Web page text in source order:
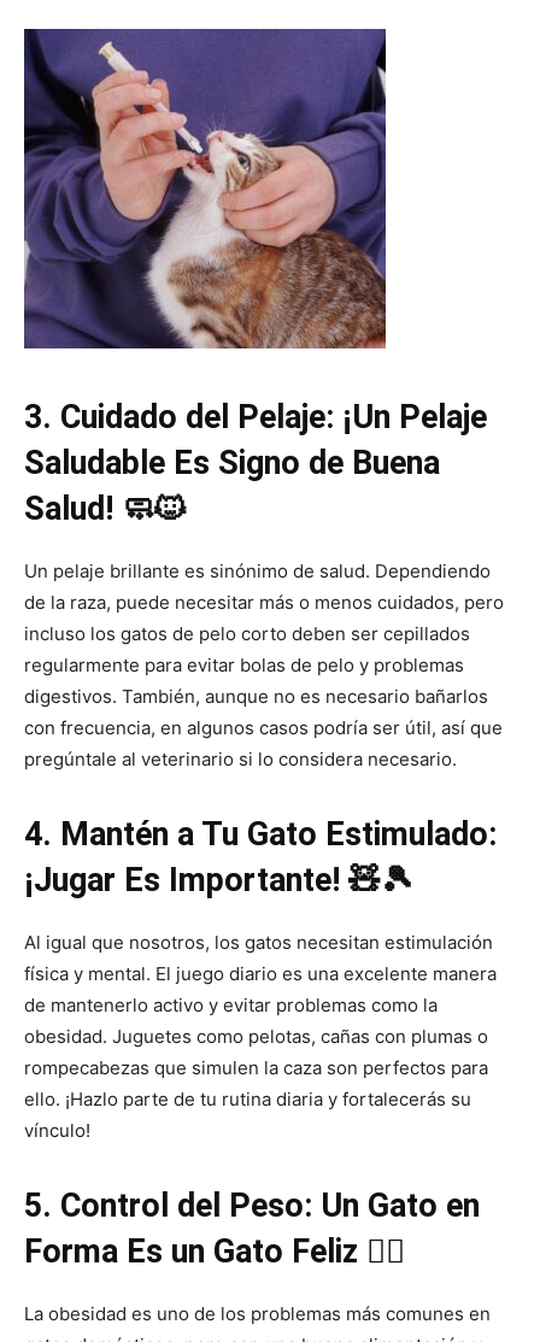
3. Cuidado del Pelaje: ¡Un Pelaje
Saludable Es Signo de Buena
Salud! 🧼🐱
Un pelaje brillante es sinónimo de salud. Dependiendo
de la raza, puede necesitar más o menos cuidados, pero
incluso los gatos de pelo corto deben ser cepillados
regularmente para evitar bolas de pelo y problemas
digestivos. También, aunque no es necesario bañarlos
con frecuencia, en algunos casos podría ser útil, así que
pregúntale al veterinario si lo considera necesario.
4. Mantén a Tu Gato Estimulado:
¡Jugar Es Importante! 🧸🎾
Al igual que nosotros, los gatos necesitan estimulación
física y mental. El juego diario es una excelente manera
de mantenerlo activo y evitar problemas como la
obesidad. Juguetes como pelotas, cañas con plumas o
rompecabezas que simulen la caza son perfectos para
ello. ¡Hazlo parte de tu rutina diaria y fortalecerás su
vínculo!
5. Control del Peso: Un Gato en
Forma Es un Gato Feliz 🏃‍♀️
La obesidad es uno de los problemas más comunes en